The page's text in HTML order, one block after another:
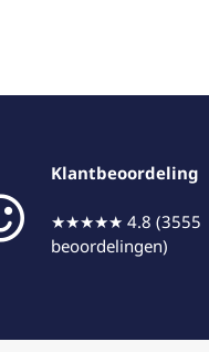
Klantbeoordeling
★★★★★ 4.8 (3555
beoordelingen)